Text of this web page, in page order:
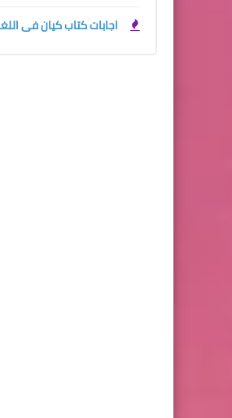
اجابات كتاب كيان فى